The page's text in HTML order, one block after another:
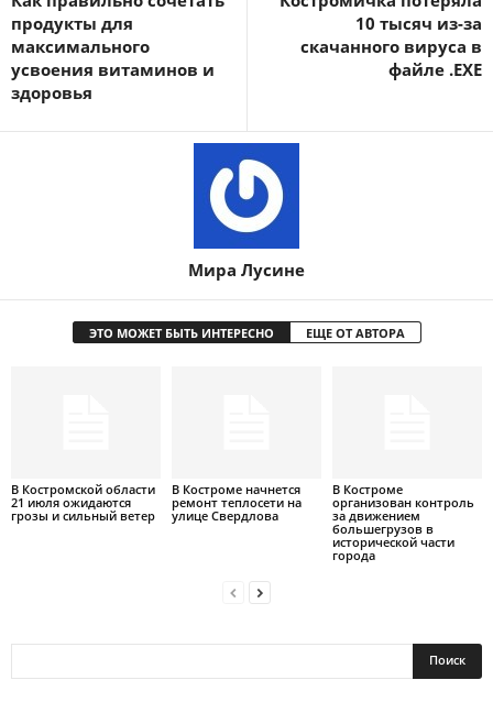
продукты для
максимального
усвоения витаминов и
здоровья
10 тысяч из-за
скачанного вируса в
файле .EXE
Мира Лусине
ЭТО МОЖЕТ БЫТЬ ИНТЕРЕСНО ЕЩЕ ОТ АВТОРА
В Костромской области
21 июля ожидаются
грозы и сильный ветер
В Костроме начнется
ремонт теплосети на
улице Свердлова
В Костроме
организован контроль
за движением
большегрузов в
исторической части
города